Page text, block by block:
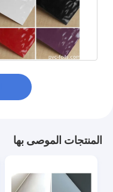
المنتجات الموصى بها